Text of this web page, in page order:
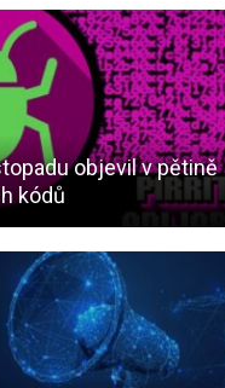
objevil v pětině
kódů